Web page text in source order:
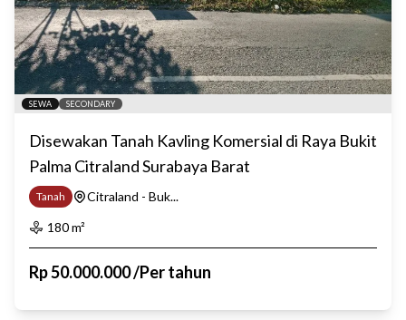
SEWA SECONDARY
Disewakan Tanah Kavling Komersial di Raya Bukit
Palma Citraland Surabaya Barat
Tanah
Citraland - Buk...
180m²
Rp50.000.000/Per tahun